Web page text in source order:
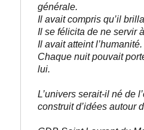
générale.
Il avait compris qu’il
Il se félicita de ne servir
Il avait atteint l’humanité.
Chaque nuit pouvait
lui.
L’univers serait-il né de
construit d’idées autour